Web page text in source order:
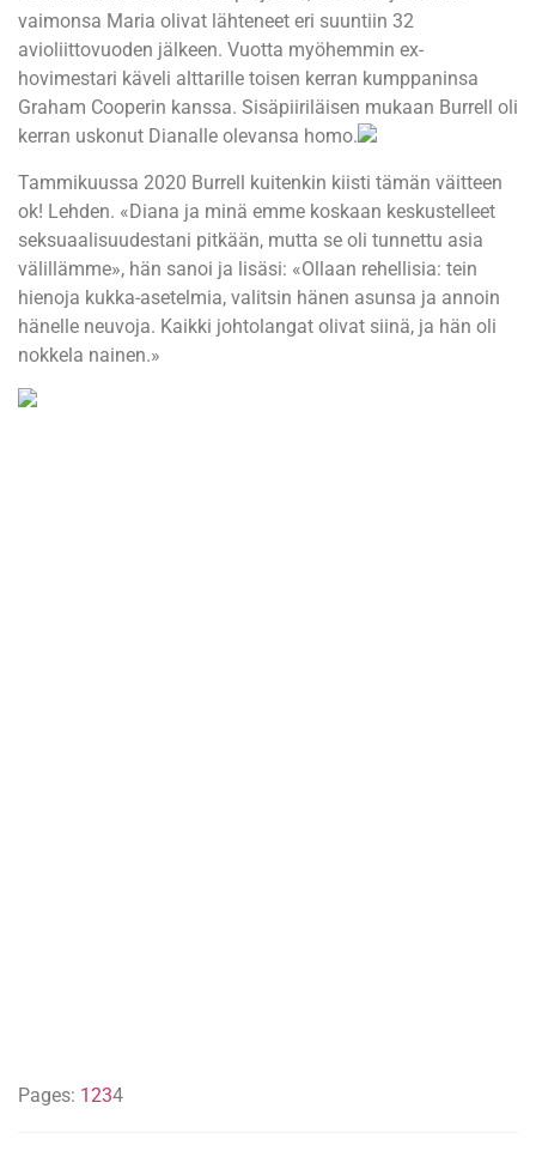
vaimonsa Maria olivat lähteneet eri suuntiin 32
avioliittovuoden jälkeen. Vuotta myöhemmin ex-
hovimestari käveli alttarille toisen kerran kumppaninsa
Graham Cooperin kanssa. Sisäpiiriläisen mukaan Burrell oli
kerran uskonut Dianalle olevansa homo.
Tammikuussa 2020 Burrell kuitenkin kiisti tämän väitteen
ok! Lehden. «Diana ja minä emme koskaan keskustelleet
seksuaalisuudestani pitkään, mutta se oli tunnettu asia
välillämme», hän sanoi ja lisäsi: «Ollaan rehellisia: tein
hienoja kukka-asetelmia, valitsin hänen asunsa ja annoin
hänelle neuvoja. Kaikki johtolangat olivat siinä, ja hän oli
nokkela nainen.»
Pages: 1234